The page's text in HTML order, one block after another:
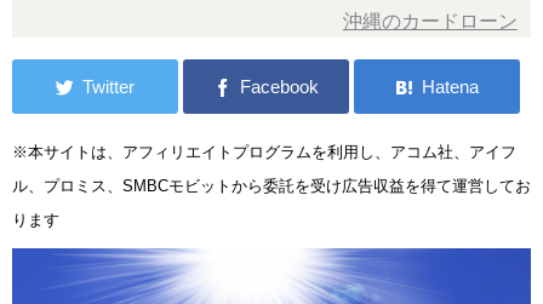
沖縄のカードローン
※本サイトは、アフィリエイトプログラムを利用し、アコム社、アイフ
ル、プロミス、SMBCモビットから委託を受け広告収益を得て運営してお
ります